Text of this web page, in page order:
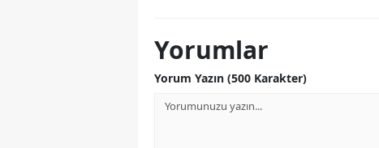
Yorumlar
Yorum Yazın (500 Karakter)